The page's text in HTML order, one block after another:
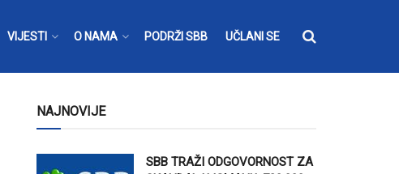
VIJESTI O NAMA PODRŽI SBB UČLANI SE
NAJNOVIJE
SBB TRAŽI ODGOVORNOST ZA